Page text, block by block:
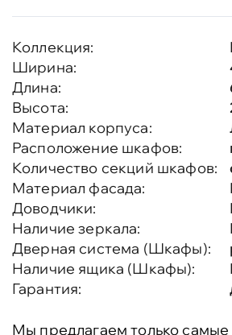
Коллекция:
Ширина:
Длина:
Высота:
Материал корпуса:
Расположение шкафов:
Количество секций шкафов:
Материал фасада:
Доводчики:
Наличие зеркала:
Дверная система (Шкафы):
Наличие ящика (Шкафы):
Гарантия:
Мы предлагаем только